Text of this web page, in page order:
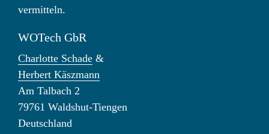
vermitteln.
WOTech GbR
Charlotte Schade &
Herbert Käszmann
Am Talbach 2
79761 Waldshut-Tiengen
Deutschland